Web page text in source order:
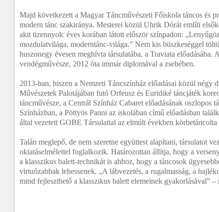
Majd következett a Magyar Táncművészeti Főiskola táncos és
modern tánc szakiránya. Mesterei közül Uhrik Dórát említi
akit tizennyolc éves korában látott először színpadon:
mozdulatvilága, moderntánc-világa.” Nem kis büszkeséggel
huszonegy évesen meghívta társulatába, a Traviata előadásába.
vendégművésze, 2012 óta immár diplomával a zsebében.
2013-ban, hiszen a Nemzeti Táncszínház előadásai közül négy
Művészetek Palotájában futó Orfeusz és Euridiké táncjáték
táncművésze, a Centrál Színház Cabaret előadásának oszlopos
Színházban, a Pöttyös Panni az iskolában című előadásban
által vezetett GOBE Társulattal az elmúlt években
Talán meglepő, de nem szeretne együttest alapítani, társulatot
oktatáselmélettel foglalkozik. Határozottan állítja, hogy a
a klasszikus balett-technikát is ahhoz, hogy a táncosok
virtuózabbak lehessenek. „A lábvezetés, a rugalmasság, a
mind fejleszthető a klasszikus balett elemeinek gyakorlásával” –